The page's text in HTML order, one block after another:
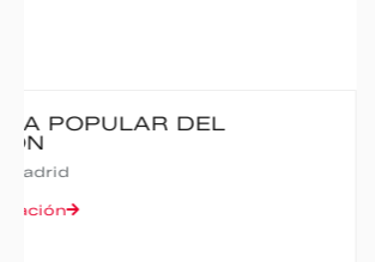
IBERCAJA MADRID
Más información